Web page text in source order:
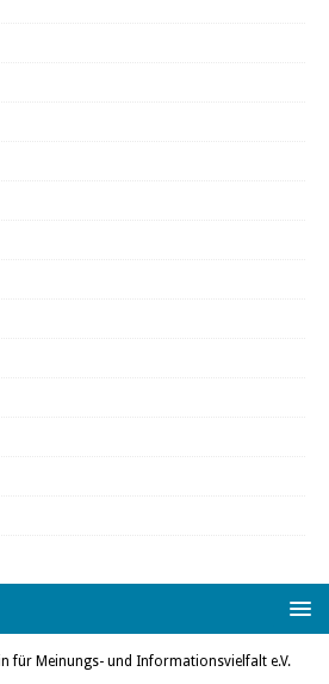
für Meinungs- und Informationsvielfalt e.V.